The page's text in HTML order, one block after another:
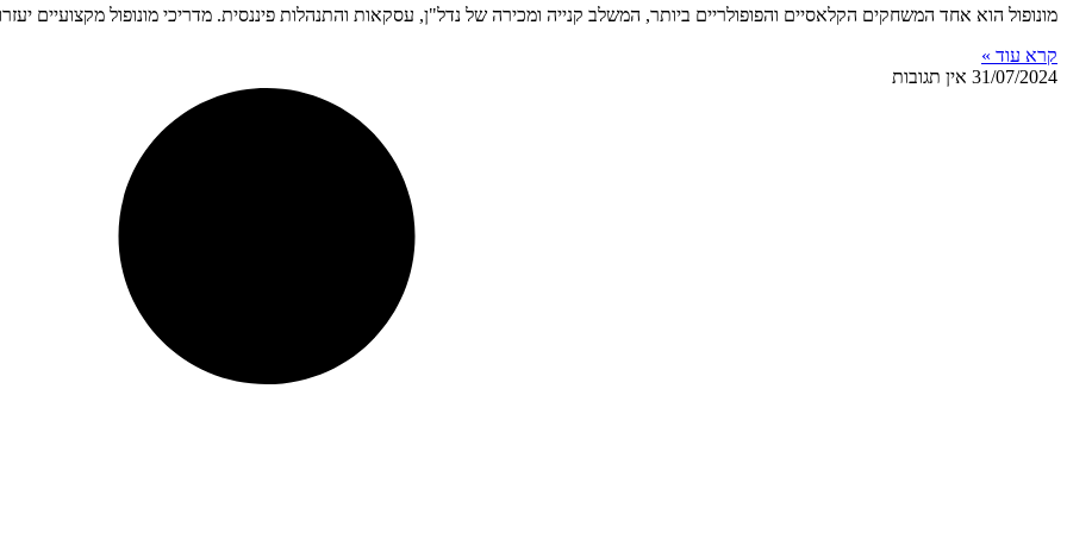
מונופול הוא אחד המשחקים הקלאסיים והפופולריים ביותר, המשלב קנייה ומכירה של נדל"ן, עסקאות והתנהלות פיננסית. מדריכי מונופול מקצועיים
קרא עוד »
31/07/2024 אין תגובות